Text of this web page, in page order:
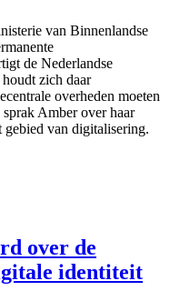
van Binnenlandse
de Nederlandse
zich daar
overheden moeten
Amber over haar
van digitalisering.
over de
identiteit